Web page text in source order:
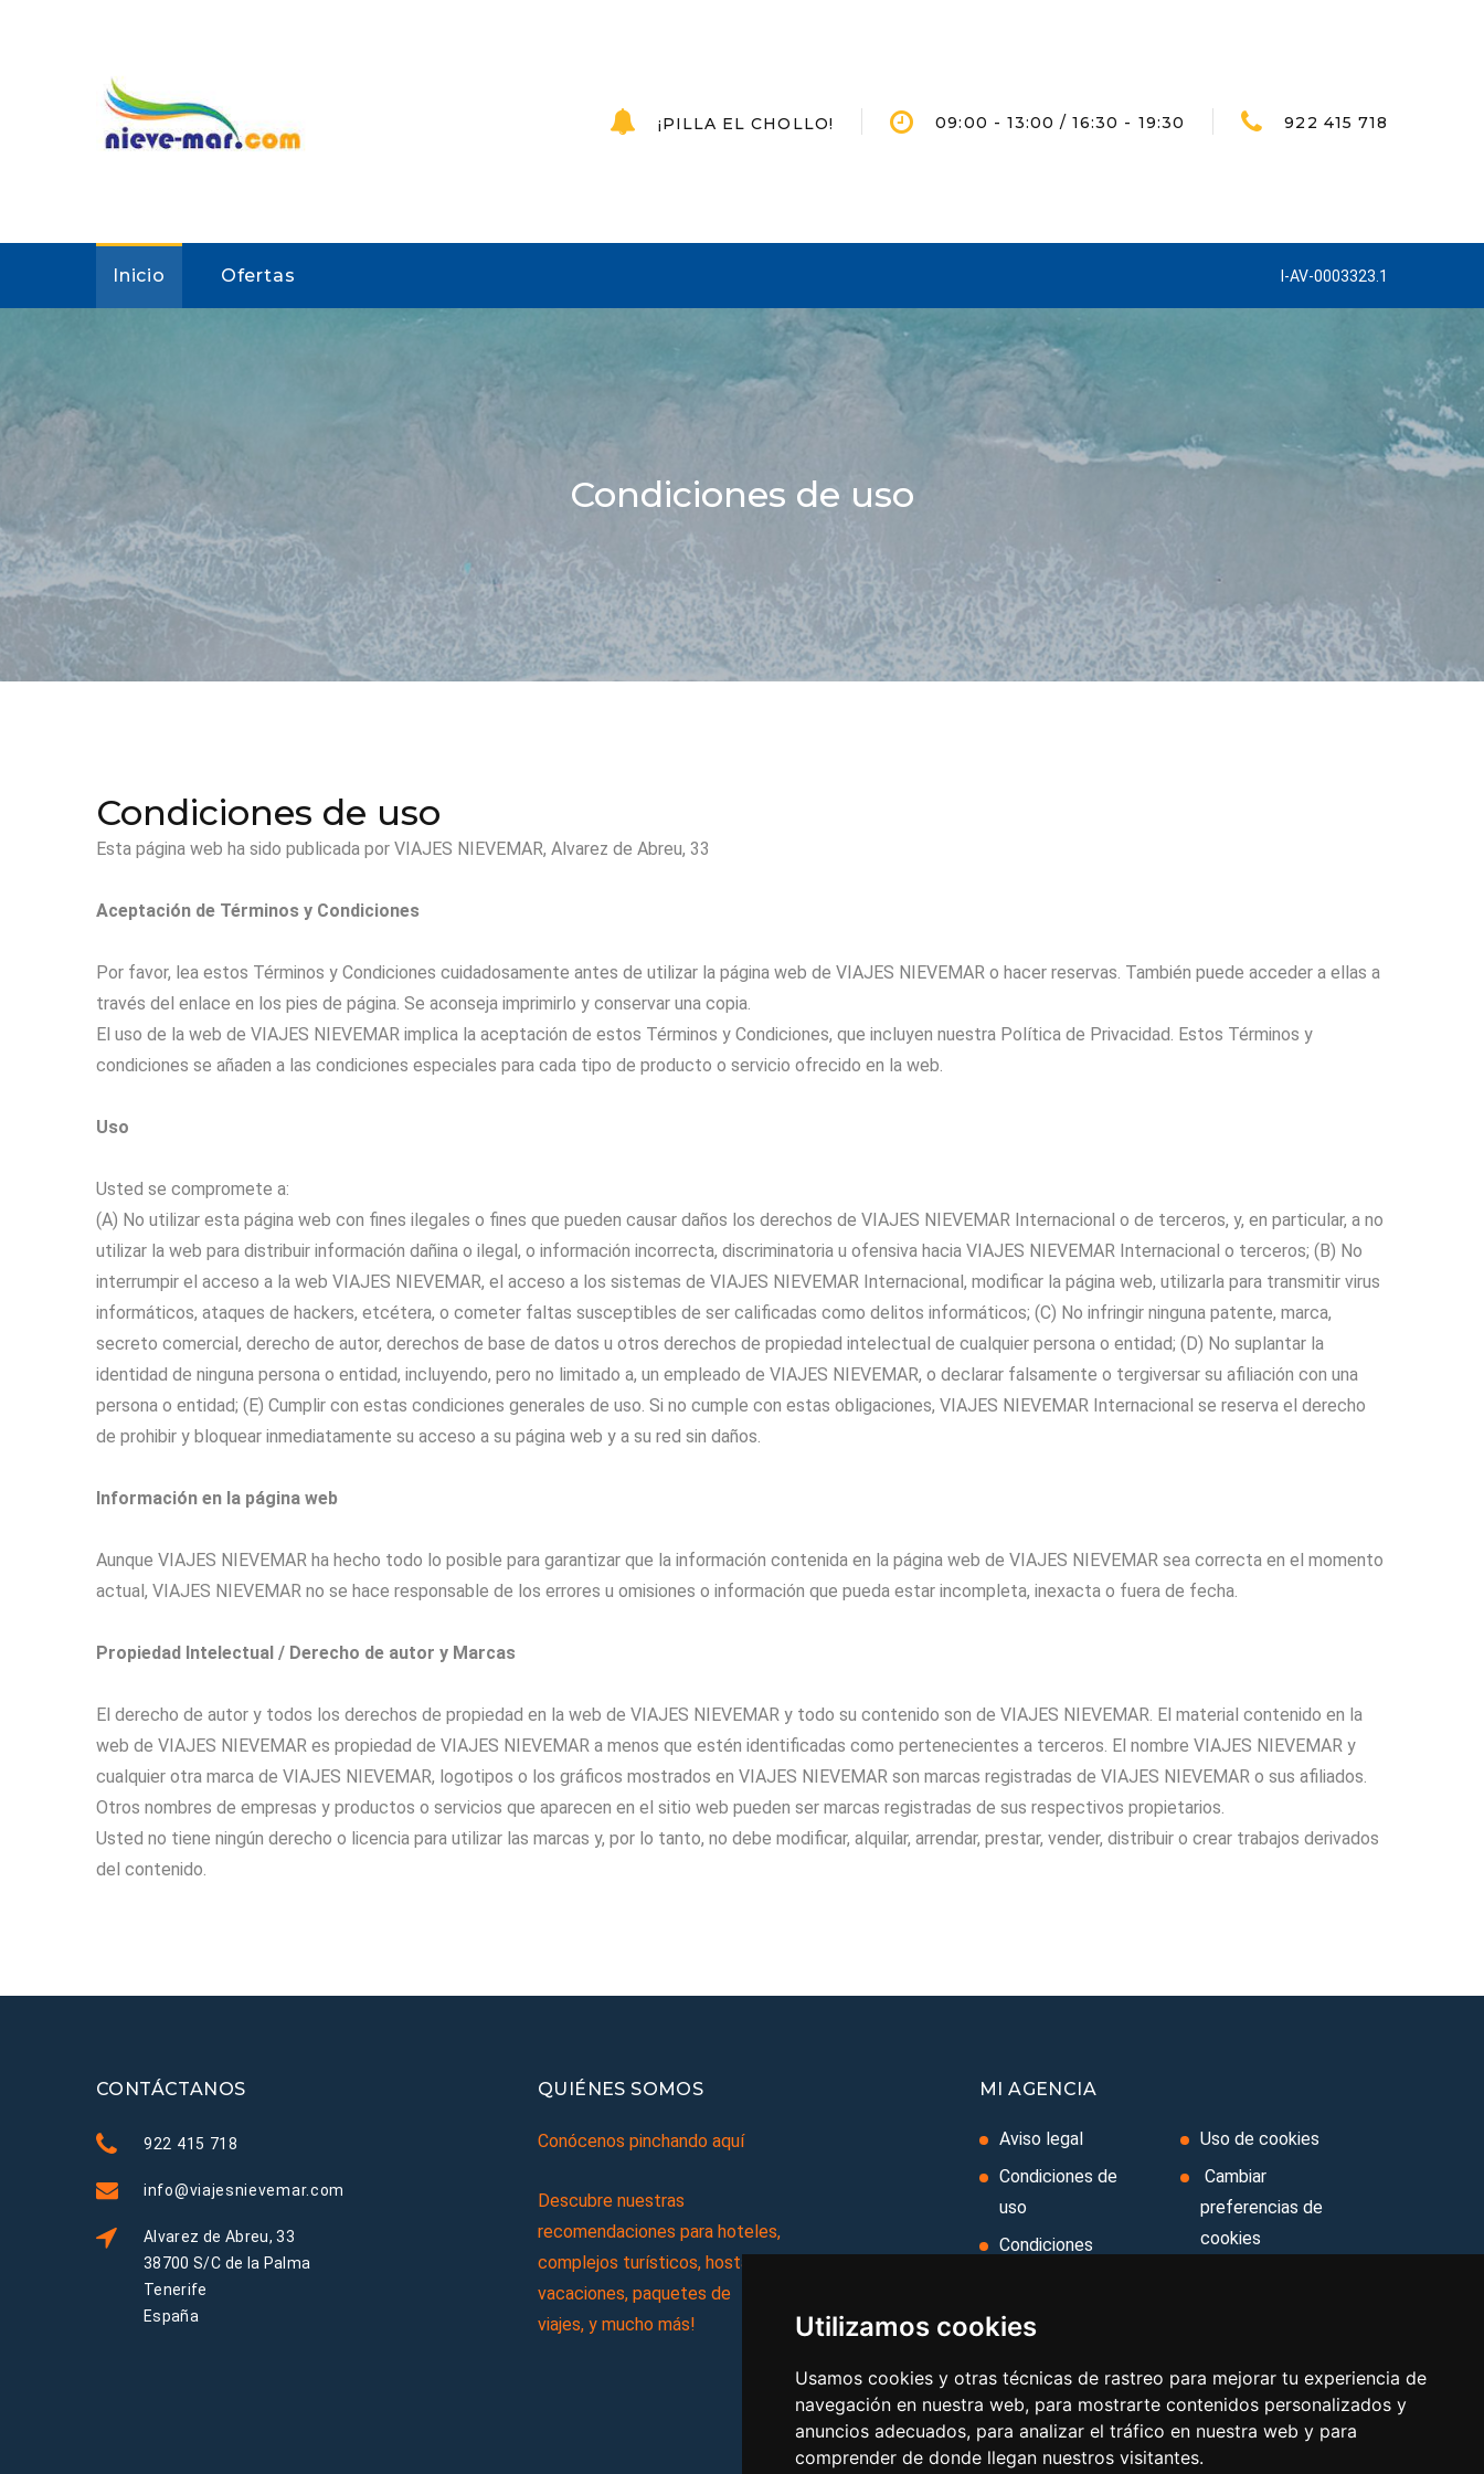
Utilizamos cookies
Usamos cookies y otras técnicas de rastreo para mejorar tu experiencia de
navegación en nuestra web, para mostrarte contenidos personalizados y
anuncios adecuados, para analizar el tráfico en nuestra web y para
comprender de donde llegan nuestros visitantes.
¡PILLA EL CHOLLO! 09:00 - 13:00 / 16:30 - 19:30 922 415 718
I-AV-0003323.1
Inicio Ofertas
Condiciones de uso
Condiciones de uso
Esta página web ha sido publicada por VIAJES NIEVEMAR, Alvarez de Abreu, 33
Aceptación de Términos y Condiciones
Por favor, lea estos Términos y Condiciones cuidadosamente antes de utilizar la página web de VIAJES NIEVEMAR o hacer reservas. También puede acceder a ellas a
través del enlace en los pies de página. Se aconseja imprimirlo y conservar una copia.
El uso de la web de VIAJES NIEVEMAR implica la aceptación de estos Términos y Condiciones, que incluyen nuestra Política de Privacidad. Estos Términos y
condiciones se añaden a las condiciones especiales para cada tipo de producto o servicio ofrecido en la web.
Uso
Usted se compromete a:
(A) No utilizar esta página web con fines ilegales o fines que pueden causar daños los derechos de VIAJES NIEVEMAR Internacional o de terceros, y, en particular, a no
utilizar la web para distribuir información dañina o ilegal, o información incorrecta, discriminatoria u ofensiva hacia VIAJES NIEVEMAR Internacional o terceros; (B) No
interrumpir el acceso a la web VIAJES NIEVEMAR, el acceso a los sistemas de VIAJES NIEVEMAR Internacional, modificar la página web, utilizarla para transmitir virus
informáticos, ataques de hackers, etcétera, o cometer faltas susceptibles de ser calificadas como delitos informáticos; (C) No infringir ninguna patente, marca,
secreto comercial, derecho de autor, derechos de base de datos u otros derechos de propiedad intelectual de cualquier persona o entidad; (D) No suplantar la
identidad de ninguna persona o entidad, incluyendo, pero no limitado a, un empleado de VIAJES NIEVEMAR, o declarar falsamente o tergiversar su afiliación con una
persona o entidad; (E) Cumplir con estas condiciones generales de uso. Si no cumple con estas obligaciones, VIAJES NIEVEMAR Internacional se reserva el derecho
de prohibir y bloquear inmediatamente su acceso a su página web y a su red sin daños.
Información en la página web
Aunque VIAJES NIEVEMAR ha hecho todo lo posible para garantizar que la información contenida en la página web de VIAJES NIEVEMAR sea correcta en el momento
actual, VIAJES NIEVEMAR no se hace responsable de los errores u omisiones o información que pueda estar incompleta, inexacta o fuera de fecha.
Propiedad Intelectual / Derecho de autor y Marcas
El derecho de autor y todos los derechos de propiedad en la web de VIAJES NIEVEMAR y todo su contenido son de VIAJES NIEVEMAR. El material contenido en la
web de VIAJES NIEVEMAR es propiedad de VIAJES NIEVEMAR a menos que estén identificadas como pertenecientes a terceros. El nombre VIAJES NIEVEMAR y
cualquier otra marca de VIAJES NIEVEMAR, logotipos o los gráficos mostrados en VIAJES NIEVEMAR son marcas registradas de VIAJES NIEVEMAR o sus afiliados.
Otros nombres de empresas y productos o servicios que aparecen en el sitio web pueden ser marcas registradas de sus respectivos propietarios.
Usted no tiene ningún derecho o licencia para utilizar las marcas y, por lo tanto, no debe modificar, alquilar, arrendar, prestar, vender, distribuir o crear trabajos derivados
del contenido.
CONTÁCTANOS
922 415 718
info@viajesnievemar.com
Alvarez de Abreu, 33
38700 S/C de la Palma
Tenerife
España
QUIÉNES SOMOS
Conócenos pinchando aquí
Descubre nuestras
recomendaciones para hoteles,
complejos turísticos, hostales,
vacaciones, paquetes de
viajes, y mucho más!
MI AGENCIA
Aviso legal
Condiciones de
uso
Condiciones
Ley de Viajes
Combinados
Política de
privacidad
Uso de cookies
Cambiar
preferencias de
cookies